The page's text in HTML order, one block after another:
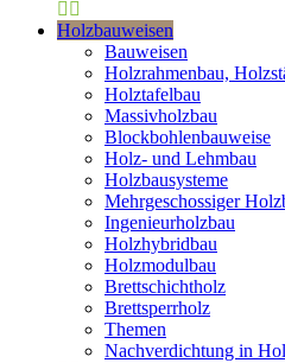
Holzbauweisen
Bauweisen
Holzrahmenbau,
Holztafelbau
Massivholzbau
Blockbohlenbauweise
Holz- und Lehmbau
Holzbausysteme
Mehrgeschossiger
Ingenieurholzbau
Holzhybridbau
Holzmodulbau
Brettschichtholz
Brettsperrholz
Themen
Nachverdichtung in